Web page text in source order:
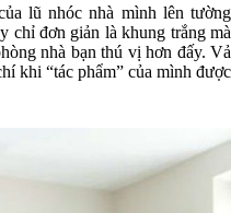
lũ nhóc nhà mình lên tường
chỉ đơn giản là khung trắng mà
nhà bạn thú vị hơn đấy. Vả
khi “tác phẩm” của mình được